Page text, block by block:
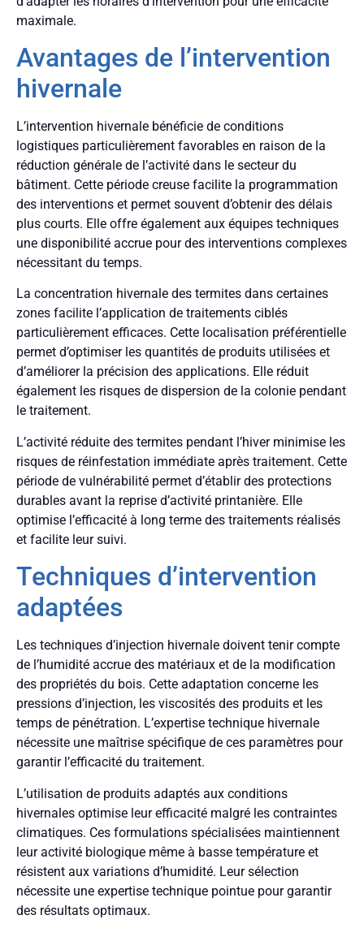
maximale.
Avantages de l’intervention
hivernale
L’intervention hivernale bénéficie de conditions
logistiques particulièrement favorables en raison de la
réduction générale de l’activité dans le secteur du
bâtiment. Cette période creuse facilite la programmation
des interventions et permet souvent d’obtenir des délais
plus courts. Elle offre également aux équipes techniques
une disponibilité accrue pour des interventions complexes
nécessitant du temps.
La concentration hivernale des termites dans certaines
zones facilite l’application de traitements ciblés
particulièrement efficaces. Cette localisation préférentielle
permet d’optimiser les quantités de produits utilisées et
d’améliorer la précision des applications. Elle réduit
également les risques de dispersion de la colonie pendant
le traitement.
L’activité réduite des termites pendant l’hiver minimise les
risques de réinfestation immédiate après traitement. Cette
période de vulnérabilité permet d’établir des protections
durables avant la reprise d’activité printanière. Elle
optimise l’efficacité à long terme des traitements réalisés
et facilite leur suivi.
Techniques d’intervention
adaptées
Les techniques d’injection hivernale doivent tenir compte
de l’humidité accrue des matériaux et de la modification
des propriétés du bois. Cette adaptation concerne les
pressions d’injection, les viscosités des produits et les
temps de pénétration. L’expertise technique hivernale
nécessite une maîtrise spécifique de ces paramètres pour
garantir l’efficacité du traitement.
L’utilisation de produits adaptés aux conditions
hivernales optimise leur efficacité malgré les contraintes
climatiques. Ces formulations spécialisées maintiennent
leur activité biologique même à basse température et
résistent aux variations d’humidité. Leur sélection
nécessite une expertise technique pointue pour garantir
des résultats optimaux.